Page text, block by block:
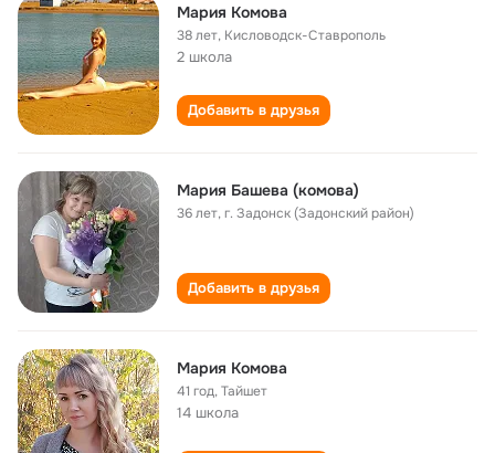
Мария Комова
38 лет, Кисловодск-Ставрополь
2 школа
Добавить в друзья
Мария Башева (комова)
36 лет,г. Задонск (Задонский район)
Добавить в друзья
Мария Комова
41 год,Тайшет
14 школа